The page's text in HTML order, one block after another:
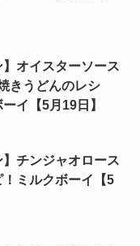
】オイスターソース
きうどんのレシ
イ【5月19日】
】チンジャオロース
ミルクボーイ【5